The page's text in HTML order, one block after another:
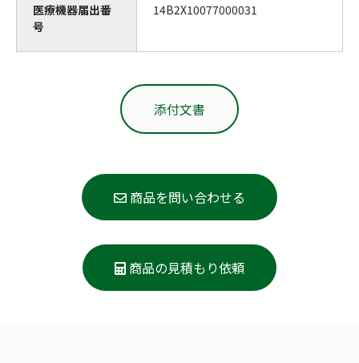
医療機器届出番
号
14B2X10077000031
添付文書
商品を問い合わせる
商品の見積もり依頼